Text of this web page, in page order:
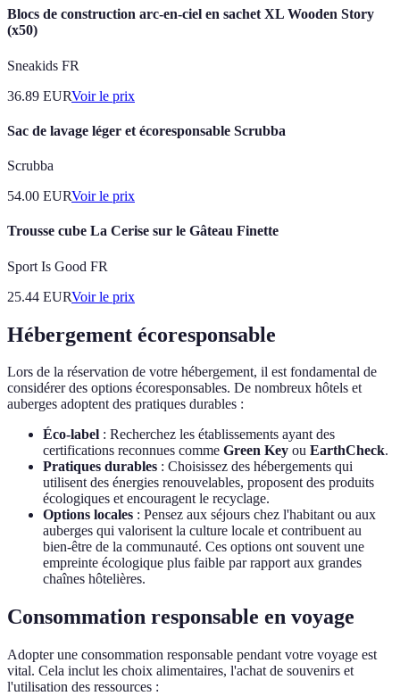
Blocs de construction arc-en-ciel en sachet XL Wooden Story
(x50)
Sneakids FR
36.89 EURVoir le prix
Sac de lavage léger et écoresponsable Scrubba
Scrubba
54.00 EURVoir le prix
Trousse cube La Cerise sur le Gâteau Finette
Sport Is Good FR
25.44 EURVoir le prix
Hébergement écoresponsable
Lors de la réservation de votre hébergement, il est fondamental de
considérer des options écoresponsables. De nombreux hôtels et
auberges adoptent des pratiques durables :
Éco-label : Recherchez les établissements ayant des
certifications reconnues comme Green Key ou EarthCheck.
Pratiques durables : Choisissez des hébergements qui
utilisent des énergies renouvelables, proposent des produits
écologiques et encouragent le recyclage.
Options locales : Pensez aux séjours chez l'habitant ou aux
auberges qui valorisent la culture locale et contribuent au
bien-être de la communauté. Ces options ont souvent une
empreinte écologique plus faible par rapport aux grandes
chaînes hôtelières.
Consommation responsable en voyage
Adopter une consommation responsable pendant votre voyage est
vital. Cela inclut les choix alimentaires, l'achat de souvenirs et
l'utilisation des ressources :